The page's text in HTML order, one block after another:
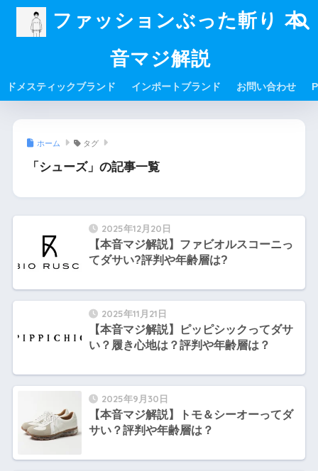
ファッションぶった斬り 本
音マジ解説
ドメスティックブランド インポートブランド お問い合わせ
ホーム タグ
「シューズ」の記事一覧
2025年12月20日
【本音マジ解説】ファビオルスコーニっ
てダサい?評判や年齢層は?
2025年11月21日
【本音マジ解説】ピッピシックってダサ
い？履き心地は？評判や年齢層は？
2025年9月30日
【本音マジ解説】トモ＆シーオーってダ
サい？評判や年齢層は？